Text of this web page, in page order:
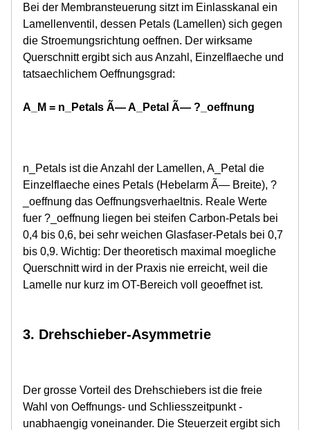
Bei der Membransteuerung sitzt im Einlasskanal ein
Lamellenventil, dessen Petals (Lamellen) sich gegen
die Stroemungsrichtung oeffnen. Der wirksame
Querschnitt ergibt sich aus Anzahl, Einzelflaeche und
tatsaechlichem Oeffnungsgrad:
A_M = n_Petals Ã— A_Petal Ã— ?_oeffnung
n_Petals ist die Anzahl der Lamellen, A_Petal die
Einzelflaeche eines Petals (Hebelarm Ã— Breite), ?
_oeffnung das Oeffnungsverhaeltnis. Reale Werte
fuer ?_oeffnung liegen bei steifen Carbon-Petals bei
0,4 bis 0,6, bei sehr weichen Glasfaser-Petals bei 0,7
bis 0,9. Wichtig: Der theoretisch maximal moegliche
Querschnitt wird in der Praxis nie erreicht, weil die
Lamelle nur kurz im OT-Bereich voll geoeffnet ist.
3. Drehschieber-Asymmetrie
Der grosse Vorteil des Drehschiebers ist die freie
Wahl von Oeffnungs- und Schliesszeitpunkt -
unabhaengig voneinander. Die Steuerzeit ergibt sich